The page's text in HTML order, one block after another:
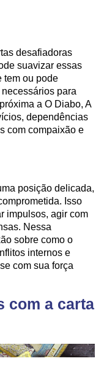
desafiadoras
suavizar essas
tem ou pode
para
a O Diabo, A
dependências
com compaixão e
posição delicada,
Isso
impulsos, agir com
Nessa
sobre como o
internos e
com sua força
com a carta